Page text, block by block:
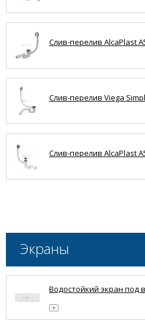
Слив-перелив AlcaPlast
Слив-перелив Viega
Слив-перелив AlcaPlast
Экраны
Водостойкий экран под